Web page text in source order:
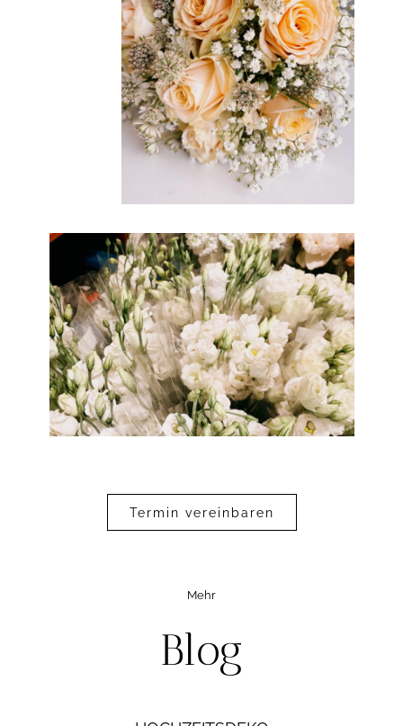
Termin vereinbaren
Mehr
Blog